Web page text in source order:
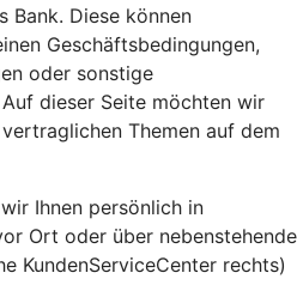
Bank. Diese können
Geschäftsbedingungen,
oder sonstige
dieser Seite möchten wir
Themen auf dem
Ihnen persönlich in
Ort oder über nebenstehende
KundenServiceCenter rechts)